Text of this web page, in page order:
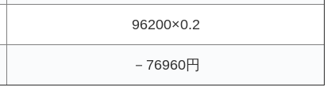
96200×0.2
－76960円